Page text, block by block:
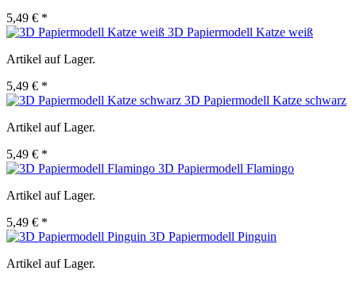
5,49 € *
3D Papiermodell Katze weiß
Artikel auf Lager.
5,49 € *
3D Papiermodell Katze schwarz
Artikel auf Lager.
5,49 € *
3D Papiermodell Flamingo
Artikel auf Lager.
5,49 € *
3D Papiermodell Pinguin
Artikel auf Lager.